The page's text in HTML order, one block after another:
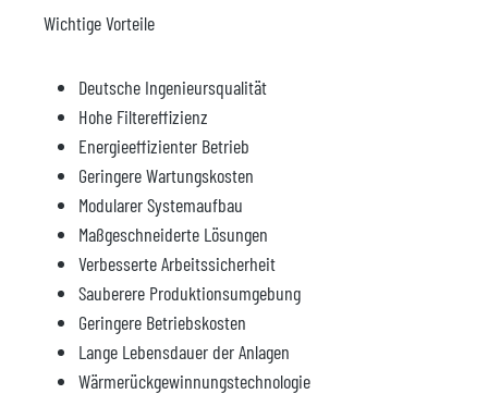
Wichtige Vorteile
Deutsche Ingenieursqualität
Hohe Filtereffizienz
Energieeffizienter Betrieb
Geringere Wartungskosten
Modularer Systemaufbau
Maßgeschneiderte Lösungen
Verbesserte Arbeitssicherheit
Sauberere Produktionsumgebung
Geringere Betriebskosten
Lange Lebensdauer der Anlagen
Wärmerückgewinnungstechnologie